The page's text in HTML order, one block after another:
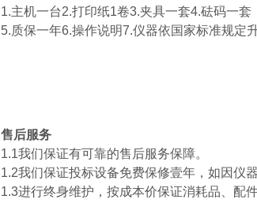
1.主机一台2.打印纸1卷3.夹具一套4.砝码一套
5.质保一年6.操作说明7.仪器依国家标准规定
售后服务
1.1我们保证有可靠的售后服务保障。
1.2我们保证投标设备免费保修壹年，如因仪
1.3进行终身维护，按成本价保证消耗品、配